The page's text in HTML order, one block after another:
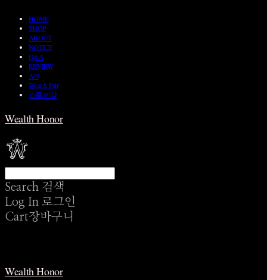
HOME
SHOP
ABOUT
NOTICE
Q&A
REVIEW
A/S
Wear & Pair
쇼룸 예약
Wealth Honor
Search 검색
Log In 로그인
Cart장바구니
Wealth Honor